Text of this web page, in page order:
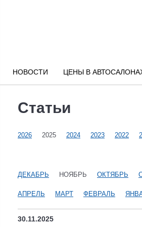
НОВОСТИ ЦЕНЫ В
Статьи
2026 2025 2024 2023 2022
ДЕКАБРЬ НОЯБРЬ ОКТЯБРЬ
АПРЕЛЬ МАРТ ФЕВРАЛЬ
30.11.2025